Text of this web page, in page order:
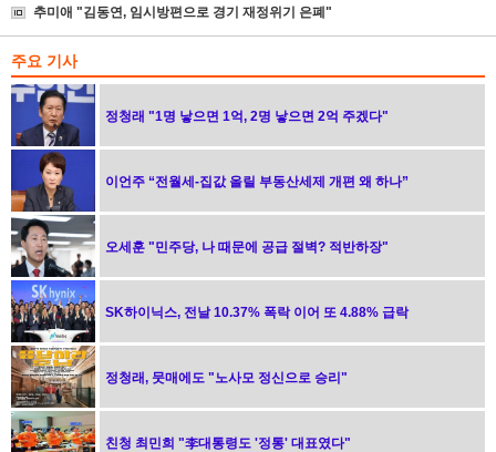
추미애 "김동연, 임시방편으로 경기 재정위기 은폐"
주요 기사
정청래 "1명 낳으면 1억, 2명 낳으면 2억 주겠다"
이언주 “전월세-집값 올릴 부동산세제 개편 왜 하나”
오세훈 "민주당, 나 때문에 공급 절벽? 적반하장"
SK하이닉스, 전날 10.37% 폭락 이어 또 4.88% 급락
정청래, 뭇매에도 "노사모 정신으로 승리"
친청 최민희 "李대통령도 '정통' 대표였다"